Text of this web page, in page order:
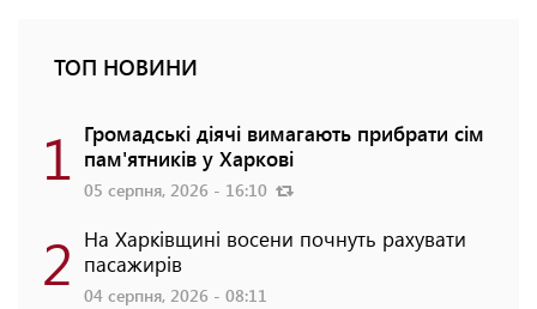
ТОП НОВИНИ
1 Громадські діячі вимагають прибрати сім
пам'ятників у Харкові
05 серпня, 2026 - 16:10
2 На Харківщині восени почнуть рахувати
пасажирів
04 серпня, 2026 - 08:11